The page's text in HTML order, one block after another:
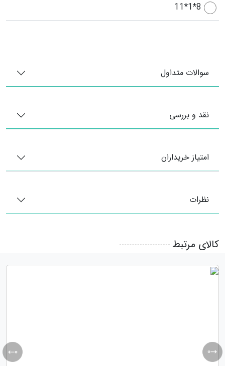
8*1*11
سوالات متداول
نقد و بررسی
امتیاز خریداران
نظرات
کالای مرتبط